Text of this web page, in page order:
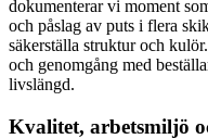
dokumenterar vi moment
och påslag av puts i flera
säkerställa struktur och
och genomgång med
livslängd.
Kvalitet, arbetsmiljö